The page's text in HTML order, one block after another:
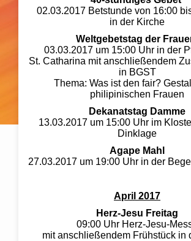
02.03.2017 Betstunde von 16:00
in der Kirche
Weltgebetstag der
03.03.2017 um 15:00 Uhr in der
St. Catharina mit anschließendem
in BGST
Thema: Was ist den fair?
philipinischen Frauen
Dekanatstag Damme
13.03.2017 um 15:00 Uhr im
Dinklage
Agape Mahl
27.03.2017 um 19:00 Uhr in der
April 2017
Herz-Jesu Freitag
09:00 Uhr Herz-Jesu-
mit anschließendem Frühstück in